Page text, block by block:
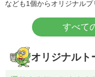
なども1個からオリジナルプ
すべて
オリジナルト